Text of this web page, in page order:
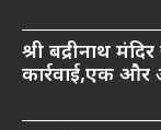
श्री बद्रीनाथ
कार्रवाई,एक